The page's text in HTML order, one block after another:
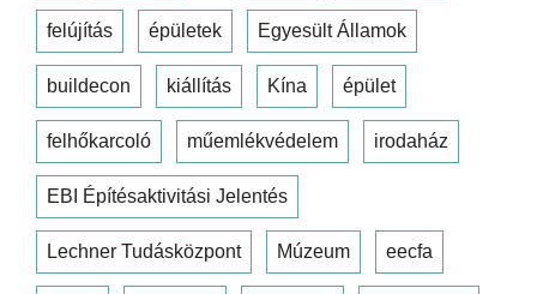
felújítás épületek Egyesült Államok
buildecon kiállítás Kína épület
felhőkarcoló műemlékvédelem irodaház
EBI Építésaktivitási Jelentés
Lechner Tudásközpont Múzeum eecfa